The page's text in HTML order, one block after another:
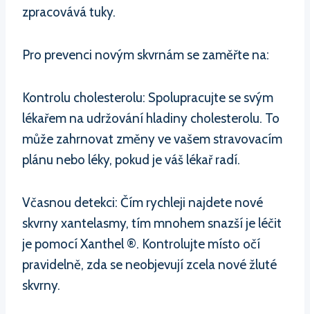
zpracovává tuky.
Pro prevenci novým skvrnám se zaměřte na:
Kontrolu cholesterolu: Spolupracujte se svým
lékařem na udržování hladiny cholesterolu. To
může zahrnovat změny ve vašem stravovacím
plánu nebo léky, pokud je váš lékař radí.
Včasnou detekci: Čím rychleji najdete nové
skvrny xantelasmy, tím mnohem snazší je léčit
je pomocí Xanthel ®. Kontrolujte místo očí
pravidelně, zda se neobjevují zcela nové žluté
skvrny.